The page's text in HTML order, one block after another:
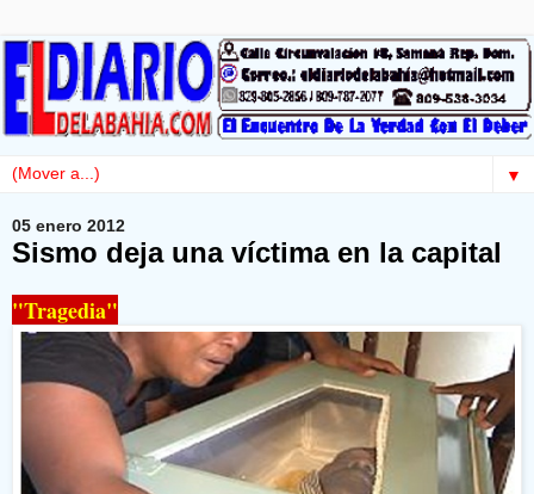
▼
05 enero 2012
Sismo deja una víctima en la capital
"Tragedia"